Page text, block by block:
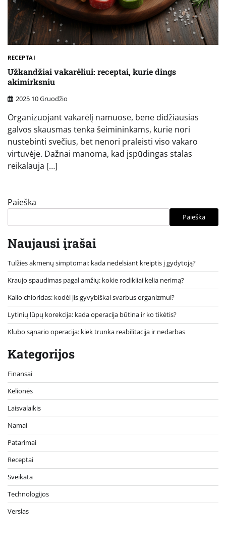
RECEPTAI
Užkandžiai vakarėliui: receptai, kurie dings
akimirksniu
2025 10 Gruodžio
Organizuojant vakarėlį namuose, bene didžiausias
galvos skausmas tenka šeimininkams, kurie nori
nustebinti svečius, bet nenori praleisti viso vakaro
virtuvėje. Dažnai manoma, kad įspūdingas stalas
reikalauja […]
Paieška
Paieška
Naujausi įrašai
Tulžies akmenų simptomai: kada nedelsiant kreiptis į gydytoją?
Kraujo spaudimas pagal amžių: kokie rodikliai kelia nerimą?
Kalio chloridas: kodėl jis gyvybiškai svarbus organizmui?
Lytinių lūpų korekcija: kada operacija būtina ir ko tikėtis?
Klubo sąnario operacija: kiek trunka reabilitacija ir nedarbas
Kategorijos
Finansai
Kelionės
Laisvalaikis
Namai
Patarimai
Receptai
Sveikata
Technologijos
Verslas